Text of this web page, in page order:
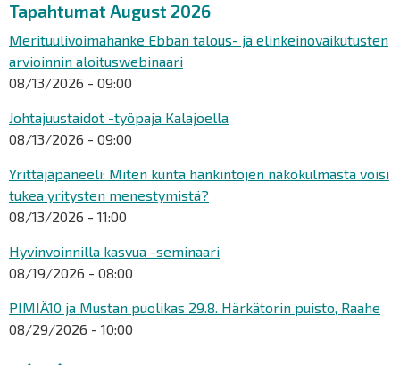
Tapahtumat August 2026
Merituulivoimahanke Ebban talous- ja elinkeinovaikutusten
arvioinnin aloituswebinaari
08/13/2026 - 09:00
Johtajuustaidot -työpaja Kalajoella
08/13/2026 - 09:00
Yrittäjäpaneeli: Miten kunta hankintojen näkökulmasta voisi
tukea yritysten menestymistä?
08/13/2026 - 11:00
Hyvinvoinnilla kasvua -seminaari
08/19/2026 - 08:00
PIMIÄ10 ja Mustan puolikas 29.8. Härkätorin puisto, Raahe
08/29/2026 - 10:00